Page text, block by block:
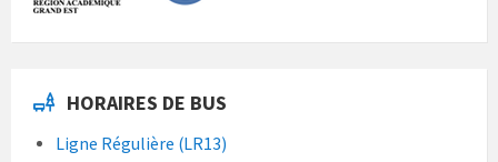
HORAIRES DE BUS
Ligne Régulière (LR13)